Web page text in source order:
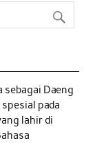
Daeng
pada
lahir di